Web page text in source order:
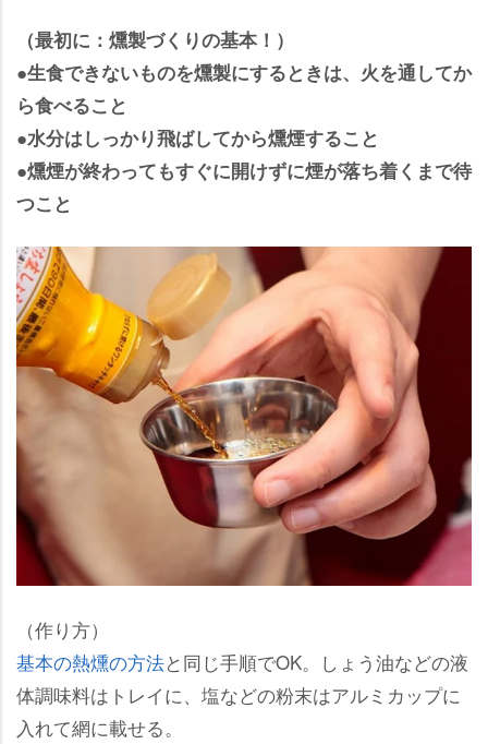
（最初に：燻製づくりの基本！）
●生食できないものを燻製にするときは、火を通してか
ら食べること
●水分はしっかり飛ばしてから燻煙すること
●燻煙が終わってもすぐに開けずに煙が落ち着くまで待
つこと
（作り方）
基本の熱燻の方法と同じ手順でOK。しょう油などの液
体調味料はトレイに、塩などの粉末はアルミカップに
入れて網に載せる。